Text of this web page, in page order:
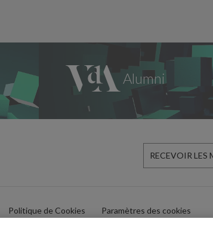
RECEVOIR LES
Politique de Cookies Paramètres des cookies